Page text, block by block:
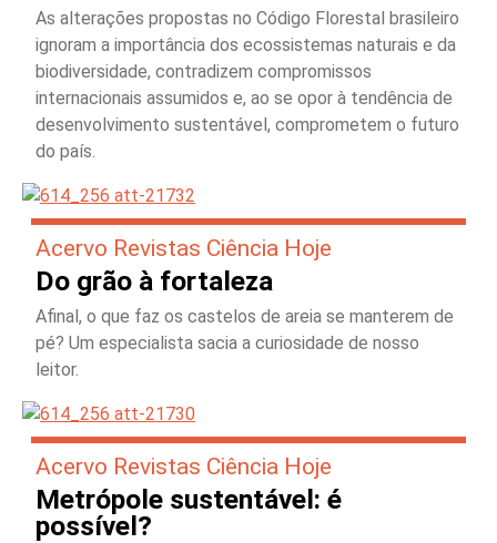
As alterações propostas no Código Florestal brasileiro
ignoram a importância dos ecossistemas naturais e da
biodiversidade, contradizem compromissos
internacionais assumidos e, ao se opor à tendência de
desenvolvimento sustentável, comprometem o futuro
do país.
Acervo Revistas Ciência Hoje
Do grão à fortaleza
Afinal, o que faz os castelos de areia se manterem de
pé? Um especialista sacia a curiosidade de nosso
leitor.
Acervo Revistas Ciência Hoje
Metrópole sustentável: é
possível?